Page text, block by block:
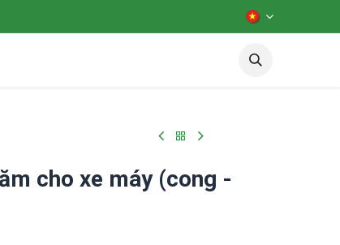
cho xe máy (cong -